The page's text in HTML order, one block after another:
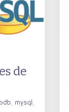
de
mysql